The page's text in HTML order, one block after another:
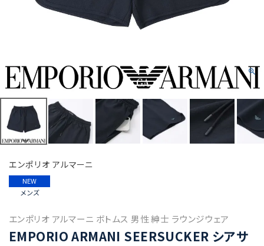
エンポリオ アルマーニ
NEW
メンズ
エンポリオ アルマーニ ボトムス 男性 紳士 ラウンジウェア
EMPORIO ARMANI SEERSUCKER シアサ